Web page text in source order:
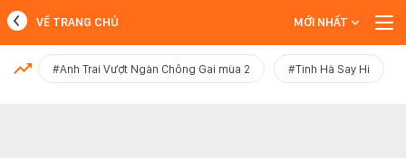
MỚI NHẤT
VỀ TRANG CHỦ MỚI NHẤT
#Anh Trai Vượt Ngàn Chông Gai mùa 2 #Tinh Hà Say Hi